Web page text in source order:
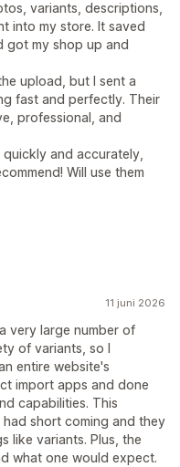
variants, descriptions,
into my store. It saved
got my shop up and
upload, but I sent a
fast and perfectly. Their
professional, and
and accurately,
Will use them
11 juni 2026
very large number of
of variants, so I
entire website's
import apps and done
capabilities. This
short coming and they
like variants. Plus, the
what one would expect.